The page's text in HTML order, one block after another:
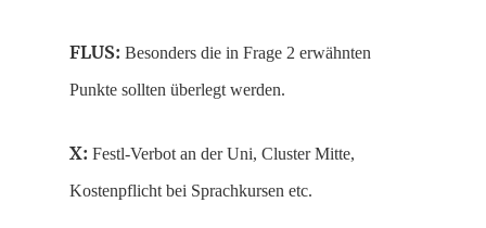
FLUS: Besonders die in Frage 2 erwähnten
Punkte sollten überlegt werden.
X: Festl-Verbot an der Uni, Cluster Mitte,
Kostenpflicht bei Sprachkursen etc.